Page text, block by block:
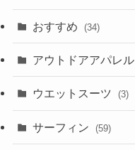
おすすめ (34)
アウトドアアパレル
ウエットスーツ (3)
サーフィン (59)